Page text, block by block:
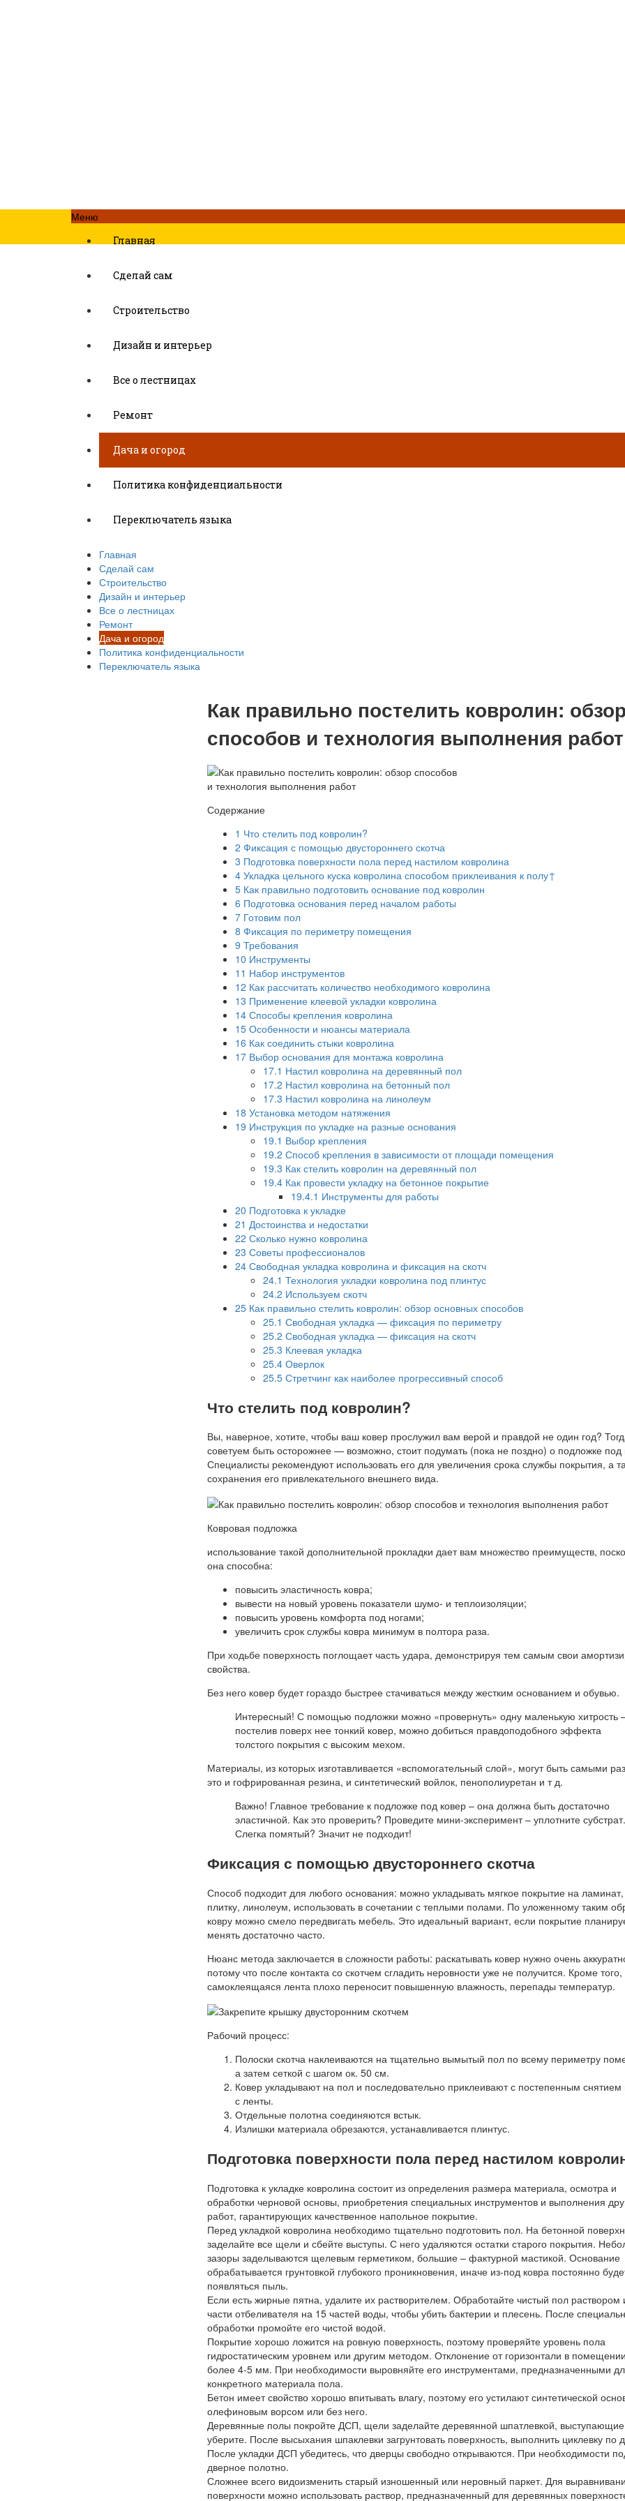
Меню
Главная
Сделай сам
Строительство
Дизайн и интерьер
Все о лестницах
Ремонт
Дача и огород
Политика конфиденциальности
Переключатель языка
Главная
Сделай сам
Строительство
Дизайн и интерьер
Все о лестницах
Ремонт
Дача и огород
Политика конфиденциальности
Переключатель языка
Как правильно постелить ковролин: обзор
способов и технология выполнения работ
Содержание
1 Что стелить под ковролин?
2 Фиксация с помощью двустороннего скотча
3 Подготовка поверхности пола перед настилом ковролина
4 Укладка цельного куска ковролина способом приклеивания к полу↑
5 Как правильно подготовить основание под ковролин
6 Подготовка основания перед началом работы
7 Готовим пол
8 Фиксация по периметру помещения
9 Требования
10 Инструменты
11 Набор инструментов
12 Как рассчитать количество необходимого ковролина
13 Применение клеевой укладки ковролина
14 Способы крепления ковролина
15 Особенности и нюансы материала
16 Как соединить стыки ковролина
17 Выбор основания для монтажа ковролина
17.1 Настил ковролина на деревянный пол
17.2 Настил ковролина на бетонный пол
17.3 Настил ковролина на линолеум
18 Установка методом натяжения
19 Инструкция по укладке на разные основания
19.1 Выбор крепления
19.2 Способ крепления в зависимости от площади помещения
19.3 Как стелить ковролин на деревянный пол
19.4 Как провести укладку на бетонное покрытие
19.4.1 Инструменты для работы
20 Подготовка к укладке
21 Достоинства и недостатки
22 Сколько нужно ковролина
23 Советы профессионалов
24 Свободная укладка ковролина и фиксация на скотч
24.1 Технология укладки ковролина под плинтус
24.2 Используем скотч
25 Как правильно стелить ковролин: обзор основных способов
25.1 Свободная укладка — фиксация по периметру
25.2 Свободная укладка — фиксация на скотч
25.3 Клеевая укладка
25.4 Оверлок
25.5 Стретчинг как наиболее прогрессивный способ
Что стелить под ковролин?
Вы, наверное, хотите, чтобы ваш ковер прослужил вам верой и правдой не один год?
советуем быть осторожнее — возможно, стоит подумать (пока не поздно) о подложке под
Специалисты рекомендуют использовать его для увеличения срока службы покрытия, а
сохранения его привлекательного внешнего вида.
Ковровая подложка
использование такой дополнительной прокладки дает вам множество преимуществ,
она способна:
повысить эластичность ковра;
вывести на новый уровень показатели шумо- и теплоизоляции;
повысить уровень комфорта под ногами;
увеличить срок службы ковра минимум в полтора раза.
При ходьбе поверхность поглощает часть удара, демонстрируя тем самым свои
свойства.
Без него ковер будет гораздо быстрее стачиваться между жестким основанием и обувью.
Интересный! С помощью подложки можно «провернуть» одну маленькую хитрость
постелив поверх нее тонкий ковер, можно добиться правдоподобного эффекта
толстого покрытия с высоким мехом.
Материалы, из которых изготавливается «вспомогательный слой», могут быть самыми
это и гофрированная резина, и синтетический войлок, пенополиуретан и т д.
Важно! Главное требование к подложке под ковер – она должна быть достаточно
эластичной. Как это проверить? Проведите мини-эксперимент – уплотните субстрат.
Слегка помятый? Значит не подходит!
Фиксация с помощью двустороннего скотча
Способ подходит для любого основания: можно укладывать мягкое покрытие на ламинат,
плитку, линолеум, использовать в сочетании с теплыми полами. По уложенному таким
ковру можно смело передвигать мебель. Это идеальный вариант, если покрытие
менять достаточно часто.
Нюанс метода заключается в сложности работы: раскатывать ковер нужно очень
потому что после контакта со скотчем сгладить неровности уже не получится. Кроме того,
самоклеящаяся лента плохо переносит повышенную влажность, перепады температур.
Рабочий процесс:
Полоски скотча наклеиваются на тщательно вымытый пол по всему периметру
а затем сеткой с шагом ок. 50 см.
Ковер укладывают на пол и последовательно приклеивают с постепенным снятием
с ленты.
Отдельные полотна соединяются встык.
Излишки материала обрезаются, устанавливается плинтус.
Подготовка поверхности пола перед настилом
Подготовка к укладке ковролина состоит из определения размера материала, осмотра и
обработки черновой основы, приобретения специальных инструментов и выполнения
работ, гарантирующих качественное напольное покрытие.
Перед укладкой ковролина необходимо тщательно подготовить пол. На бетонной
заделайте все щели и сбейте выступы. С него удаляются остатки старого покрытия.
зазоры заделываются щелевым герметиком, большие – фактурной мастикой. Основание
обрабатывается грунтовкой глубокого проникновения, иначе из-под ковра постоянно
появляться пыль.
Если есть жирные пятна, удалите их растворителем. Обработайте чистый пол раствором
части отбеливателя на 15 частей воды, чтобы убить бактерии и плесень. После
обработки промойте его чистой водой.
Покрытие хорошо ложится на ровную поверхность, поэтому проверяйте уровень пола
гидростатическим уровнем или другим методом. Отклонение от горизонтали в
более 4-5 мм. При необходимости выровняйте его инструментами, предназначенными
конкретного материала пола.
Бетон имеет свойство хорошо впитывать влагу, поэтому его устилают синтетической
олефиновым ворсом или без него.
Деревянные полы покройте ДСП, щели заделайте деревянной шпатлевкой, выступающие
уберите. После высыхания шпаклевки загрунтовать поверхность, выполнить циклевку по
После укладки ДСП убедитесь, что дверцы свободно открываются. При необходимости
дверное полотно.
Сложнее всего видоизменить старый изношенный или неровный паркет. Для
поверхности можно использовать раствор, предназначенный для деревянных